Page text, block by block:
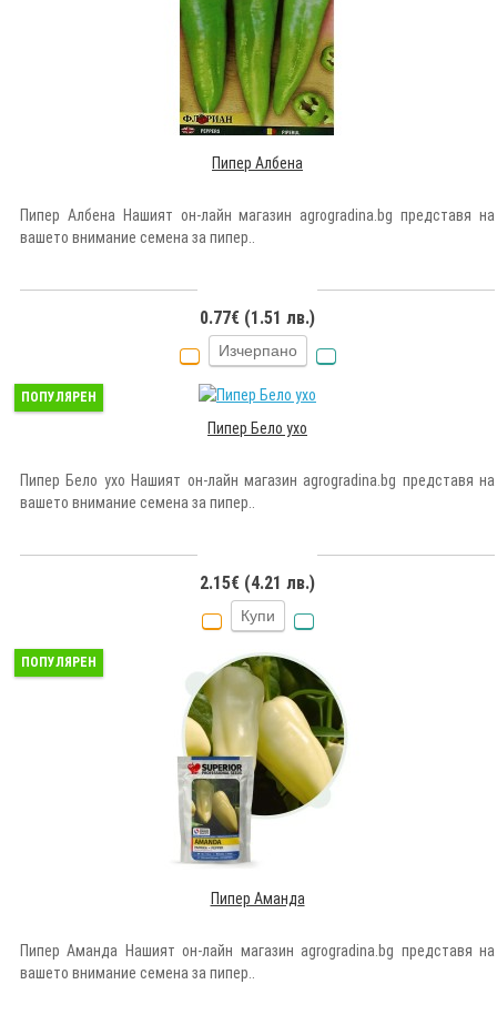
Пипер Албена
Пипер Албена Нашият он-лайн магазин agrogradina.bg представя на
вашето внимание семена за пипер..
0.77€ (1.51 лв.)
Изчерпано
ПОПУЛЯРЕН
Пипер Бело ухо
Пипер Бело ухо Нашият он-лайн магазин agrogradina.bg представя на
вашето внимание семена за пипер..
2.15€ (4.21 лв.)
Купи
ПОПУЛЯРЕН
Пипер Аманда
Пипер Аманда Нашият он-лайн магазин agrogradina.bg представя на
вашето внимание семена за пипер..